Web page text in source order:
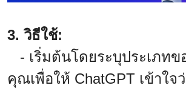
3. วิธีใช้:
- เริ่มต้นโดยระบุประเภทข
คุณเพื่อให้ ChatGPT เข้าใจ